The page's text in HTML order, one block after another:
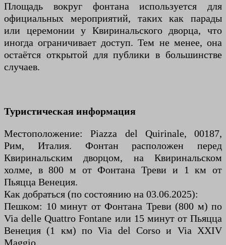
Площадь вокруг фонтана используется для
официальных мероприятий, таких как парады
или церемонии у Квиринальского дворца, что
иногда ограничивает доступ. Тем не менее, она
остаётся открытой для публики в большинстве
случаев.
Туристическая информация
Местоположение: Piazza del Quirinale, 00187,
Рим, Италия. Фонтан расположен перед
Квиринальским дворцом, на Квиринальском
холме, в 800 м от Фонтана Треви и 1 км от
Пьяцца Венеция.
Как добраться (по состоянию на 03.06.2025):
Пешком: 10 минут от Фонтана Треви (800 м) по
Via delle Quattro Fontane или 15 минут от Пьяцца
Венеция (1 км) по Via del Corso и Via XXIV
Maggio.